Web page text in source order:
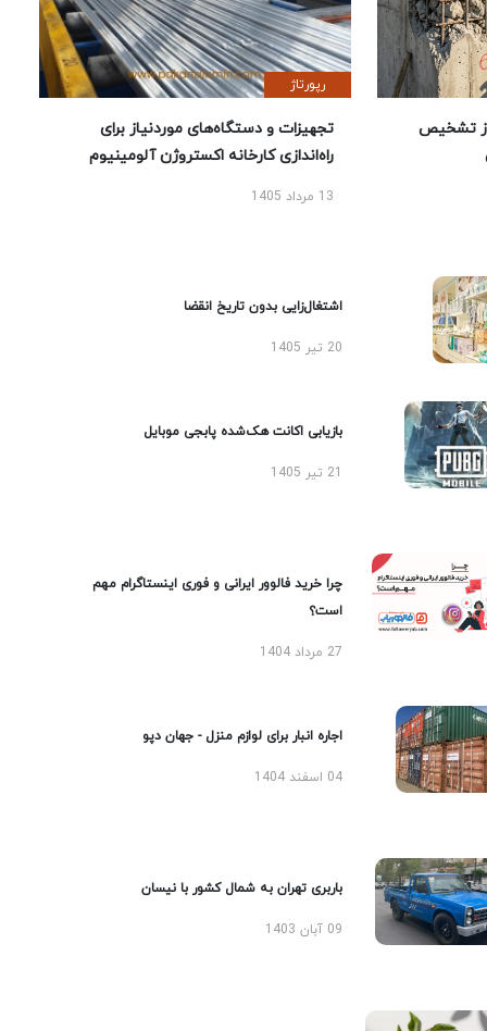
تشخیص
رپورتاژ
تجهیزات و دستگاه‌های موردنیاز برای
راه‌اندازی کارخانه اکستروژن آلومینیوم
13 مرداد 1405
اشتغال‌زایی بدون تاریخ انقضا
20 تیر 1405
بازیابی اکانت هک‌شده پابجی موبایل
چرا خرید فالوور ایرانی و فوری اینستاگرام مهم
است؟
27 مرداد 1404
اجاره انبار برای لوازم منزل - جهان دپو
04 اسفند 1404
باربری تهران به شمال کشور با نیسان
09 آبان 1403